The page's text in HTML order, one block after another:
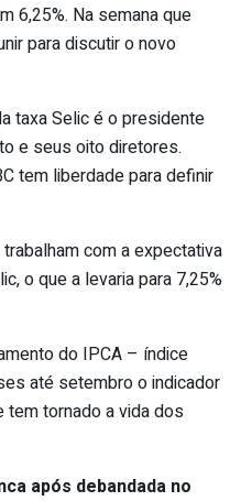
6,25%. Na semana que
para discutir o novo
taxa Selic é o presidente
e seus oito diretores.
tem liberdade para definir
com a expectativa
o que a levaria para 7,25%
do IPCA – índice
até setembro o indicador
tem tornado a vida dos
após debandada no